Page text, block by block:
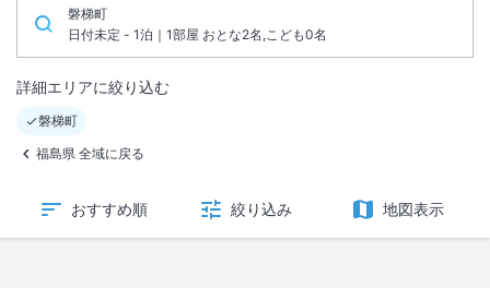
磐梯町
日付未定 - 1泊｜1部屋 おとな2名,こども0名
詳細エリアに絞り込む
磐梯町
福島県 全域に戻る
おすすめ順 絞り込み 地図表示